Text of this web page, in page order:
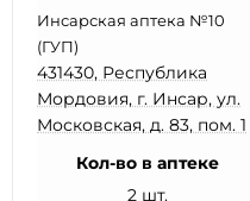
Инсарская аптека №10
(ГУП)
431430, Республика
Мордовия, г. Инсар, ул.
Московская, д. 83, пом. 1
Кол-во в аптеке
2 шт.